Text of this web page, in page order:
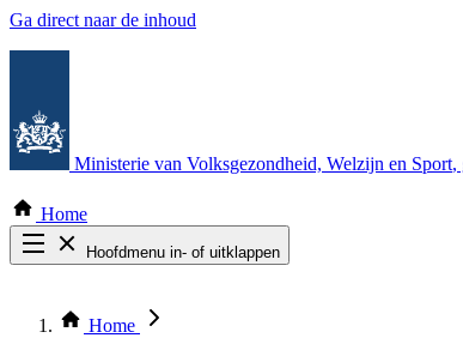
Ga direct naar de inhoud
Ministerie van Volksgezondheid, Welzijn en Sport,
Home
Hoofdmenu in- of uitklappen
Thema COVID-19
Home